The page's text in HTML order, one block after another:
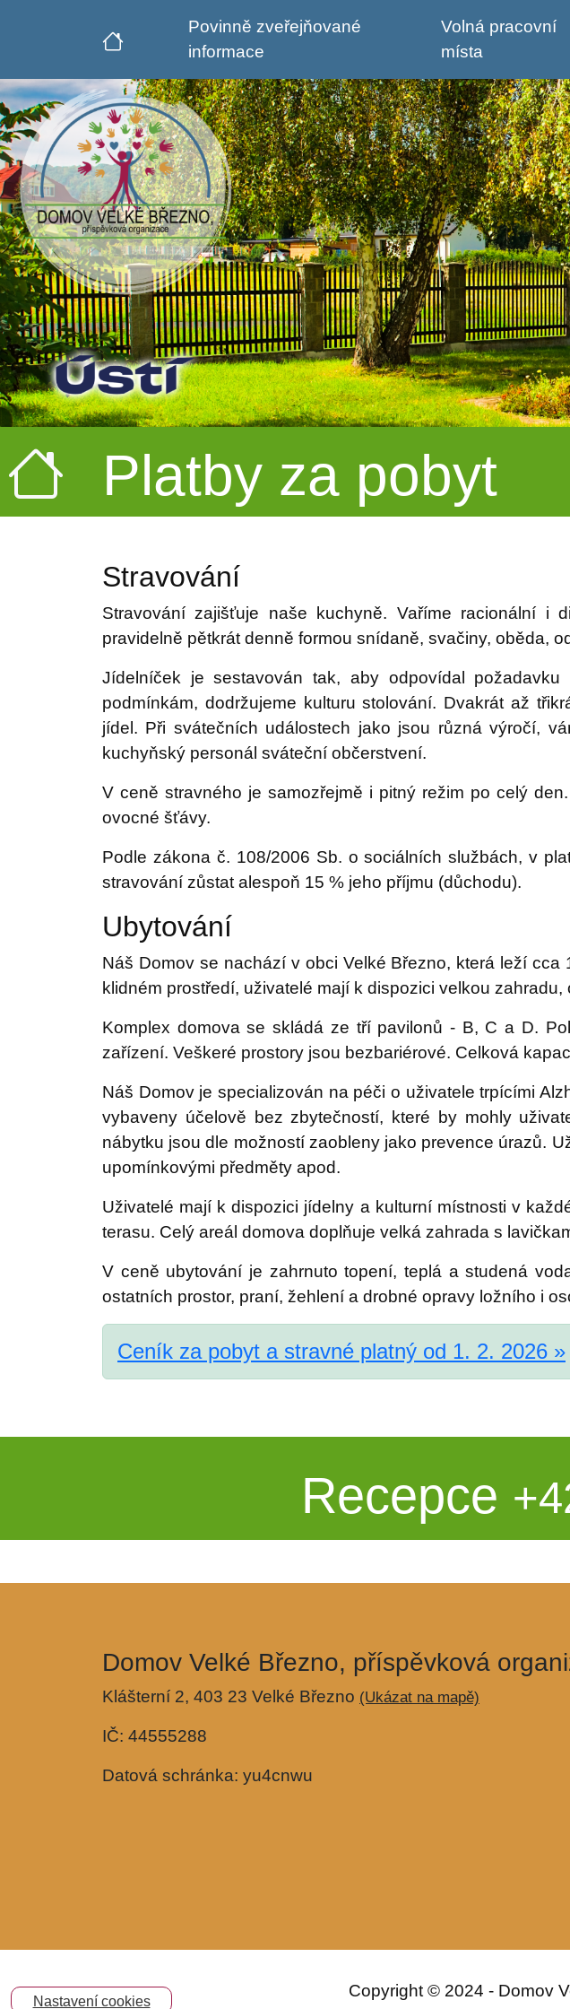
Povinně zveřejňované
informace
Volná pracovní
místa
Platby za pobyt
Stravování
Stravování zajišťuje naše kuchyně. Vaříme racionální i
pravidelně pětkrát denně formou snídaně, svačiny, oběda,
Jídelníček je sestavován tak, aby odpovídal
podmínkám, dodržujeme kulturu stolování. Dvakrát až
jídel. Při svátečních událostech jako jsou různá výročí,
kuchyňský personál sváteční občerstvení.
V ceně stravného je samozřejmě i pitný režim po celý
ovocné šťávy.
Podle zákona č. 108/2006 Sb. o sociálních službách, v
stravování zůstat alespoň 15 % jeho příjmu (důchodu).
Ubytování
Náš Domov se nachází v obci Velké Březno, která leží
klidném prostředí, uživatelé mají k dispozici velkou
Komplex domova se skládá ze tří pavilonů - B, C a D.
zařízení. Veškeré prostory jsou bezbariérové. Celková
Náš Domov je specializován na péči o uživatele trpícími
vybaveny účelově bez zbytečností, které by mohly
nábytku jsou dle možností zaobleny jako prevence úrazů.
upomínkovými předměty apod.
Uživatelé mají k dispozici jídelny a kulturní místnosti v
terasu. Celý areál domova doplňuje velká zahrada s
V ceně ubytování je zahrnuto topení, teplá a studená
ostatních prostor, praní, žehlení a drobné opravy ložního i
Ceník za pobyt a stravné platný od 1. 2. 2026 »
Recepce
Domov Velké Březno, příspěvková
Klášterní 2, 403 23 Velké Březno (Ukázat na mapě)
IČ: 44555288
Datová schránka: yu4cnwu
Nastavení cookies
Copyright © 2024 - Domov